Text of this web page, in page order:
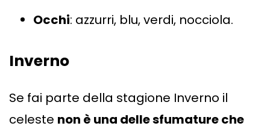
Occhi: azzurri, blu, verdi, nocciola.
Inverno
Se fai parte della stagione Inverno il
celeste non è una delle sfumature che